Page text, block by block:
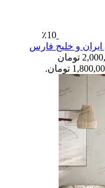
٪10
و خلیج فارس
قیمت اصلی: 2,000,000 تومان